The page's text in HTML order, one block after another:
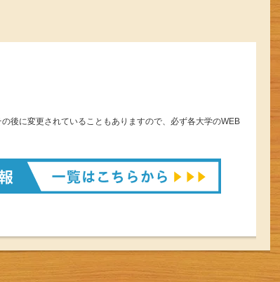
後に変更されていることもありますので、必ず各大学のWEB